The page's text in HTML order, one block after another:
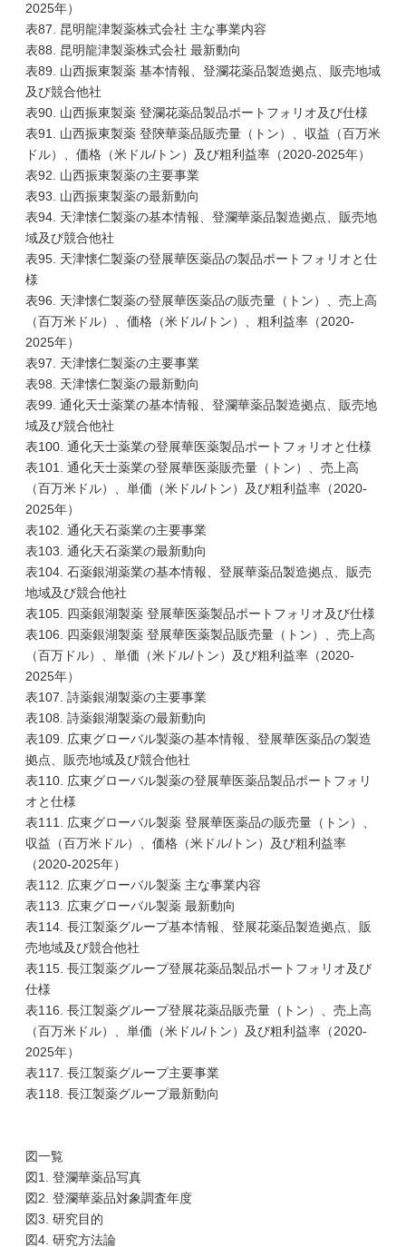
2025年）
表87. 昆明龍津製薬株式会社 主な事業内容
表88. 昆明龍津製薬株式会社 最新動向
表89. 山西振東製薬 基本情報、登瀾花薬品製造拠点、販売地域
及び競合他社
表90. 山西振東製薬 登瀾花薬品製品ポートフォリオ及び仕様
表91. 山西振東製薬 登陝華薬品販売量（トン）、収益（百万米
ドル）、価格（米ドル/トン）及び粗利益率（2020-2025年）
表92. 山西振東製薬の主要事業
表93. 山西振東製薬の最新動向
表94. 天津懐仁製薬の基本情報、登瀾華薬品製造拠点、販売地
域及び競合他社
表95. 天津懐仁製薬の登展華医薬品の製品ポートフォリオと仕
様
表96. 天津懐仁製薬の登展華医薬品の販売量（トン）、売上高
（百万米ドル）、価格（米ドル/トン）、粗利益率（2020-
2025年）
表97. 天津懐仁製薬の主要事業
表98. 天津懐仁製薬の最新動向
表99. 通化天士薬業の基本情報、登瀾華薬品製造拠点、販売地
域及び競合他社
表100. 通化天士薬業の登展華医薬製品ポートフォリオと仕様
表101. 通化天士薬業の登展華医薬販売量（トン）、売上高
（百万米ドル）、単価（米ドル/トン）及び粗利益率（2020-
2025年）
表102. 通化天石薬業の主要事業
表103. 通化天石薬業の最新動向
表104. 石薬銀湖薬業の基本情報、登展華薬品製造拠点、販売
地域及び競合他社
表105. 四薬銀湖製薬 登展華医薬製品ポートフォリオ及び仕様
表106. 四薬銀湖製薬 登展華医薬製品販売量（トン）、売上高
（百万ドル）、単価（米ドル/トン）及び粗利益率（2020-
2025年）
表107. 詩薬銀湖製薬の主要事業
表108. 詩薬銀湖製薬の最新動向
表109. 広東グローバル製薬の基本情報、登展華医薬品の製造
拠点、販売地域及び競合他社
表110. 広東グローバル製薬の登展華医薬品製品ポートフォリ
オと仕様
表111. 広東グローバル製薬 登展華医薬品の販売量（トン）、
収益（百万米ドル）、価格（米ドル/トン）及び粗利益率
（2020-2025年）
表112. 広東グローバル製薬 主な事業内容
表113. 広東グローバル製薬 最新動向
表114. 長江製薬グループ基本情報、登展花薬品製造拠点、販
売地域及び競合他社
表115. 長江製薬グループ登展花薬品製品ポートフォリオ及び
仕様
表116. 長江製薬グループ登展花薬品販売量（トン）、売上高
（百万米ドル）、単価（米ドル/トン）及び粗利益率（2020-
2025年）
表117. 長江製薬グループ主要事業
表118. 長江製薬グループ最新動向
図一覧
図1. 登瀾華薬品写真
図2. 登瀾華薬品対象調査年度
図3. 研究目的
図4. 研究方法論